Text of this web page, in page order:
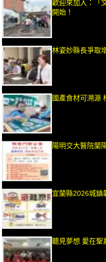
歡迎來加入：「
開始！
林姿妙縣長爭取
國產食材可溯源
陽明交大醫院蘭
宜蘭縣2026城鎮
聽見夢想 愛在